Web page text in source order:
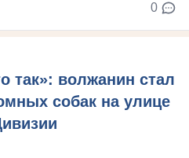
0
так»: волжанин стал
собак на улице